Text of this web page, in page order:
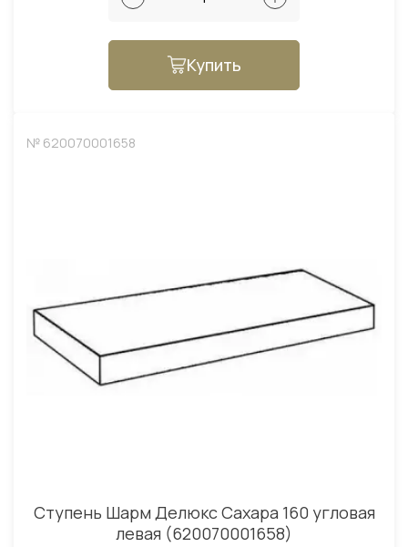
Купить
№ 620070001658
Ступень Шарм Делюкс Саxара 160 угловая
левая (620070001658)